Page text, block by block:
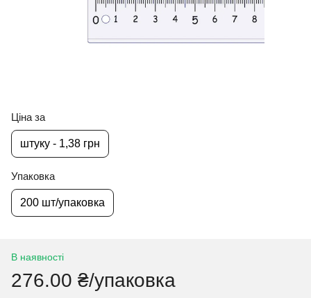
Ціна за
штуку - 1,38 грн
Упаковка
200 шт/упаковка
В наявності
276.00 ₴/упаковка